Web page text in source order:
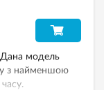
Дана модель
з найменшою